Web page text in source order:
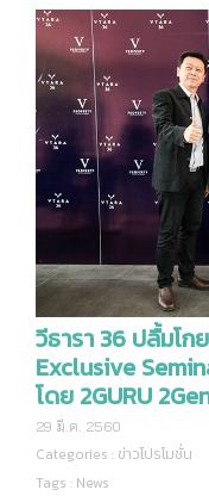
Infographic
ข่าวโปรโมชั่น
วีธารา 36 ปลื้มโ
Exclusive
โดย 2GURU
29 มี.ค. 2560
Categories : ข่าวโปรโมชั่น
Tags : News